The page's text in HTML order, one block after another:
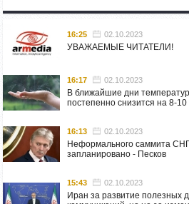
16:25 02.10.2023
УВАЖАЕМЫЕ ЧИТАТЕЛИ!
16:17 02.10.2023
В ближайшие дни
постепенно снизится на 8-10
16:13 02.10.2023
Неформального саммита
запланировано - Песков
15:43 02.10.2023
Иран за развитие полезных